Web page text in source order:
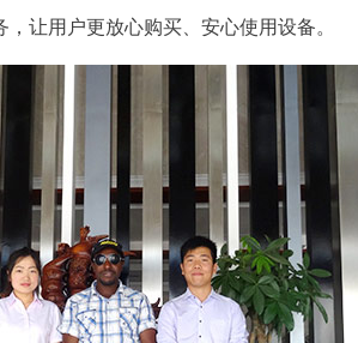
让用户更放心购买、安心使用设备。